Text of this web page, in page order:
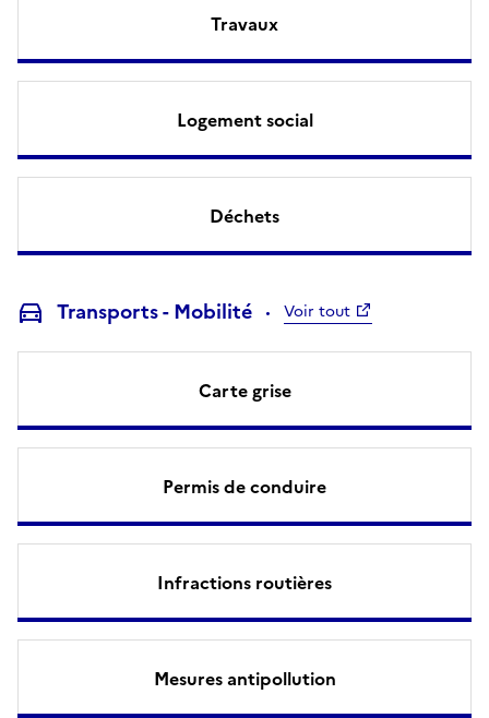
Travaux
Logement social
Déchets
Transports - Mobilité Voir tout
Carte grise
Permis de conduire
Infractions routières
Mesures antipollution